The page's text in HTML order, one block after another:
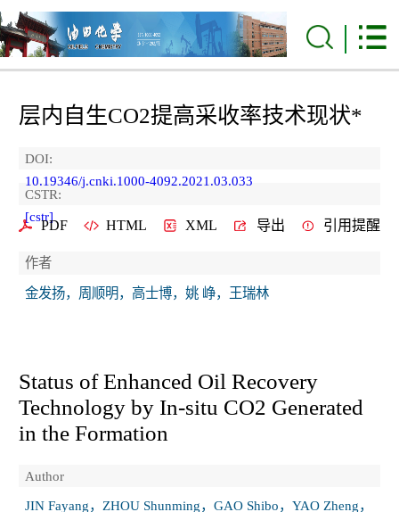
层内自生CO2提高采收率技术现状*
DOI:
10.19346/j.cnki.1000-4092.2021.03.033
CSTR:
[cstr]
PDF HTML XML 导出 引用提醒
作者
金发扬，周顺明，高士博，姚 峥，王瑞林
Status of Enhanced Oil Recovery
Technology by In-situ CO2 Generated
in the Formation
Author
JIN Fayang，ZHOU Shunming，GAO Shibo，YAO Zheng，